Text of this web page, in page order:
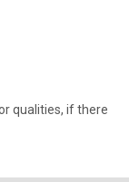
qualities, if there